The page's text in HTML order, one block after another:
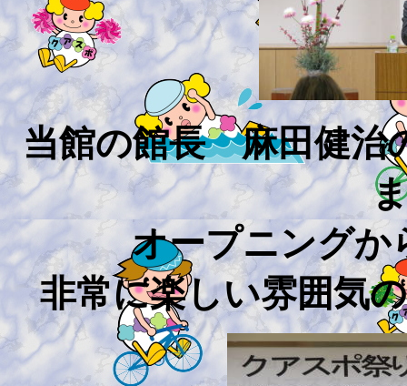
当館の館長 麻田健治
オープニングか
非常に楽しい雰囲気